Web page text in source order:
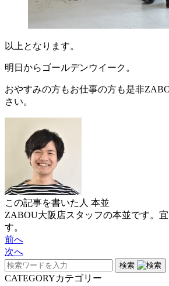
以上となります。
明日からゴールデンウイーク。
おやすみの方もお仕事の方も是非
さい。
この記事を書いた人 本並
ZABOU大阪店スタッフの本並です。
す。
前へ
次へ
検索
CATEGORYカテゴリー